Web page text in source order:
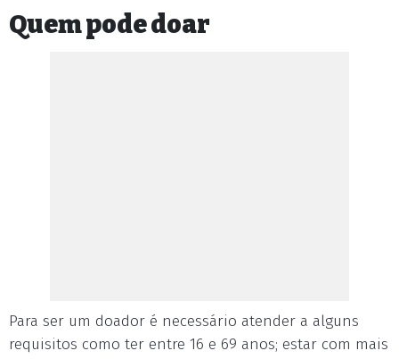
Quem pode doar
Para ser um doador é necessário atender a alguns
requisitos como ter entre 16 e 69 anos; estar com mais